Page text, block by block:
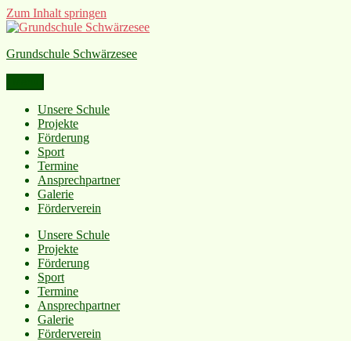
Zum Inhalt springen
Grundschule Schwärzesee
Unsere Schule
Projekte
Förderung
Sport
Termine
Ansprechpartner
Galerie
Förderverein
Unsere Schule
Projekte
Förderung
Sport
Termine
Ansprechpartner
Galerie
Förderverein